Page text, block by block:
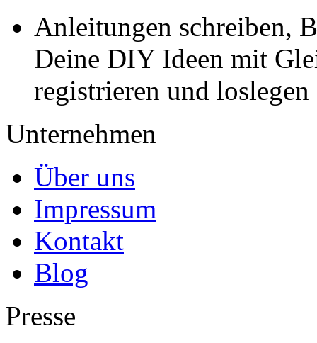
Anleitungen schreiben,
Deine DIY Ideen mit
registrieren und loslegen
Unternehmen
Über uns
Impressum
Kontakt
Blog
Presse